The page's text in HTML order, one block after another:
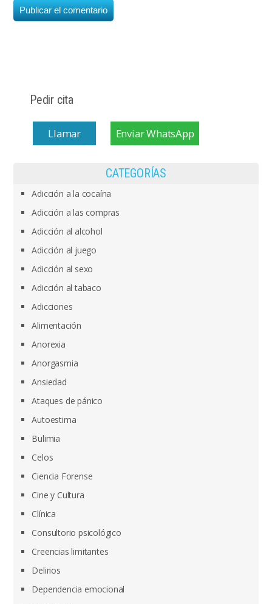
Pedir cita
Llamar Enviar WhatsApp
CATEGORÍAS
Adicción a la cocaína
Adicción a las compras
Adicción al alcohol
Adicción al juego
Adicción al sexo
Adicción al tabaco
Adicciones
Alimentación
Anorexia
Anorgasmia
Ansiedad
Ataques de pánico
Autoestima
Bulimia
Celos
Ciencia Forense
Cine y Cultura
Clínica
Consultorio psicológico
Creencias limitantes
Delirios
Dependencia emocional